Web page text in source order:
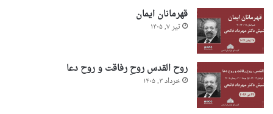
قهرمانان ایمان
تیر ۷, ۱۴۰۵
روح القدس روحِ رفاقت و روح دعا
خرداد ۳, ۱۴۰۵